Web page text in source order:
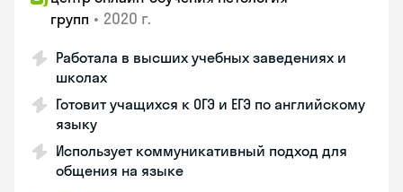
групп • 2020 г.
Работала в высших учебных заведениях и
школах
Готовит учащихся к ОГЭ и ЕГЭ по английскому
языку
Использует коммуникативный подход для
общения на языке